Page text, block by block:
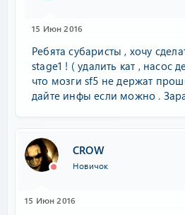
ы
15 Июн 2016
Ребята субаристы , хочу
stage1 ! ( удалить кат , насос
что мозги sf5 не держат
дайте инфы если можно .
CROW
Новичок
15 Июн 2016